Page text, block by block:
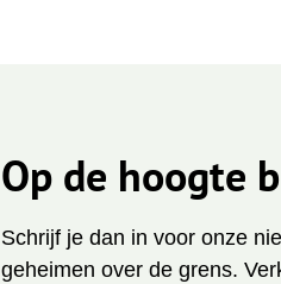
Op de hoogte
Schrijf je dan in voor onze
geheimen over de grens.